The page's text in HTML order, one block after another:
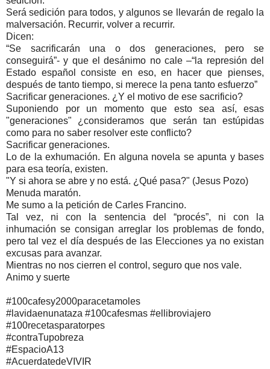
Será sedición para todos, y algunos se llevarán de regalo la
malversación. Recurrir, volver a recurrir.
Dicen:
“Se sacrificarán una o dos generaciones, pero se
conseguirá”- y que el desánimo no cale –“la represión del
Estado español consiste en eso, en hacer que pienses,
después de tanto tiempo, si merece la pena tanto esfuerzo”
Sacrificar generaciones. ¿Y el motivo de ese sacrificio?
Suponiendo por un momento que esto sea así, esas
"generaciones" ¿consideramos que serán tan estúpidas
como para no saber resolver este conflicto?
Sacrificar generaciones.
Lo de la exhumación. En alguna novela se apunta y bases
para esa teoría, existen.
"Y si ahora se abre y no está. ¿Qué pasa?" (Jesus Pozo)
Menuda maratón.
Me sumo a la petición de Carles Francino.
Tal vez, ni con la sentencia del “procés”, ni con la
inhumación se consigan arreglar los problemas de fondo,
pero tal vez el día después de las Elecciones ya no existan
excusas para avanzar.
Mientras no nos cierren el control, seguro que nos vale.
Animo y suerte
#100cafesy2000paracetamoles
#lavidaenunataza #100cafesmas #ellibroviajero
#100recetasparatorpes
#contraTupobreza
#EspacioA13
#AcuerdatedeVIVIR